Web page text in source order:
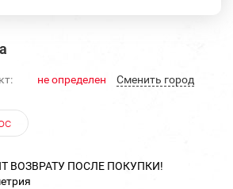
не определен Cменить город
ВОЗВРАТУ ПОСЛЕ ПОКУПКИ!